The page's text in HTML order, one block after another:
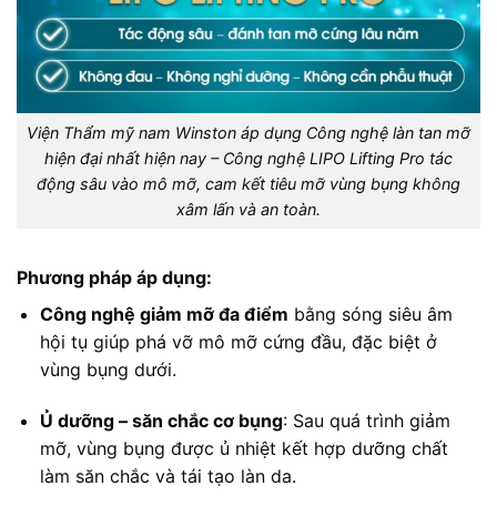
Viện Thẩm mỹ nam Winston áp dụng Công nghệ làn tan mỡ
hiện đại nhất hiện nay – Công nghệ LIPO Lifting Pro tác
động sâu vào mô mỡ, cam kết tiêu mỡ vùng bụng không
xâm lấn và an toàn.
Phương pháp áp dụng:
Công nghệ giảm mỡ đa điểm bằng sóng siêu âm
hội tụ giúp phá vỡ mô mỡ cứng đầu, đặc biệt ở
vùng bụng dưới.
Ủ dưỡng – săn chắc cơ bụng: Sau quá trình giảm
mỡ, vùng bụng được ủ nhiệt kết hợp dưỡng chất
làm săn chắc và tái tạo làn da.